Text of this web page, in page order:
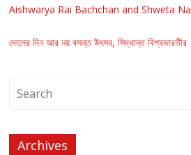
Aishwarya Rai Bachchan and Shweta
দোলের দিন আর নয় বসন্ত উৎসব, সিদ্ধান্ত বিশ্বভারতীর
Archives